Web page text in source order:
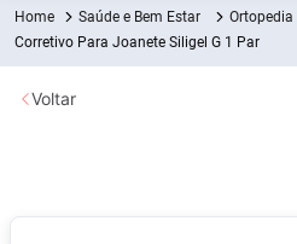
Saúde e Bem Estar
Corretivo Para Joanete Siligel G 1 Par
Voltar
Termos mais buscados
1º Fralda
2